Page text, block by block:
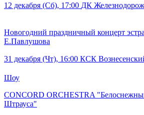
12 декабря (Сб), 17:00 ДК
Новогодний праздничный концерт
Е.Павлушова
31 декабря (Чт), 16:00 КСК
Шоу
CONCORD ORCHESTRA
Штрауса"